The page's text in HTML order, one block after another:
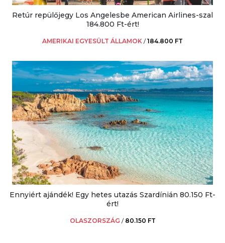
Retúr repülőjegy Los Angelesbe American Airlines-szal
184.800 Ft-ért!
AMERIKAI EGYESÜLT ÁLLAMOK /184.800 FT
Ennyiért ajándék! Egy hetes utazás Szardínián 80.150 Ft-
ért!
OLASZORSZÁG / 80.150 FT